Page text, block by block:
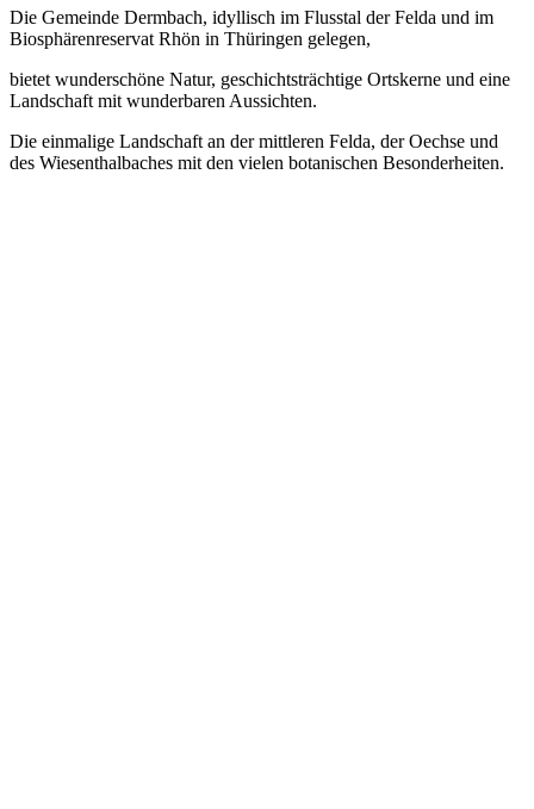
Die Gemeinde Dermbach, idyllisch im Flusstal der Felda und im
Biosphärenreservat Rhön in Thüringen gelegen,
bietet wunderschöne Natur, geschichtsträchtige Ortskerne und eine
Landschaft mit wunderbaren Aussichten.
Die einmalige Landschaft an der mittleren Felda, der Oechse und
des Wiesenthalbaches mit den vielen botanischen Besonderheiten.